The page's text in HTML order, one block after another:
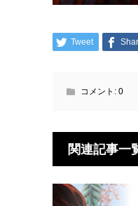
Tweet
コメント: 0
関連記事一